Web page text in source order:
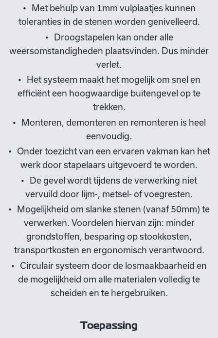
Met behulp van 1mm vulplaatjes kunnen
toleranties in de stenen worden genivelleerd.
Droogstapelen kan onder alle
weersomstandigheden plaatsvinden. Dus minder
verlet.
Het systeem maakt het mogelijk om snel en
efficiënt een hoogwaardige buitengevel op te
trekken.
Monteren, demonteren en remonteren is heel
eenvoudig.
Onder toezicht van een ervaren vakman kan het
werk door stapelaars uitgevoerd te worden.
De gevel wordt tijdens de verwerking niet
vervuild door lijm-, metsel- of voegresten.
Mogelijkheid om slanke stenen (vanaf 50mm) te
verwerken. Voordelen hiervan zijn: minder
grondstoffen, besparing op stookkosten,
transportkosten en ergonomisch verantwoord.
Circulair systeem door de losmaakbaarheid en
de mogelijkheid om alle materialen volledig te
scheiden en te hergebruiken.
Toepassing